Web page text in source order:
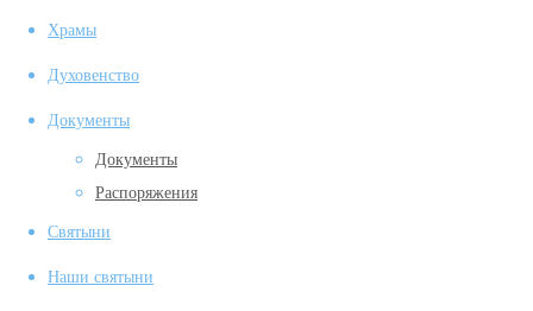
Храмы
Духовенство
Документы
Документы
Распоряжения
Святыни
Наши святыни